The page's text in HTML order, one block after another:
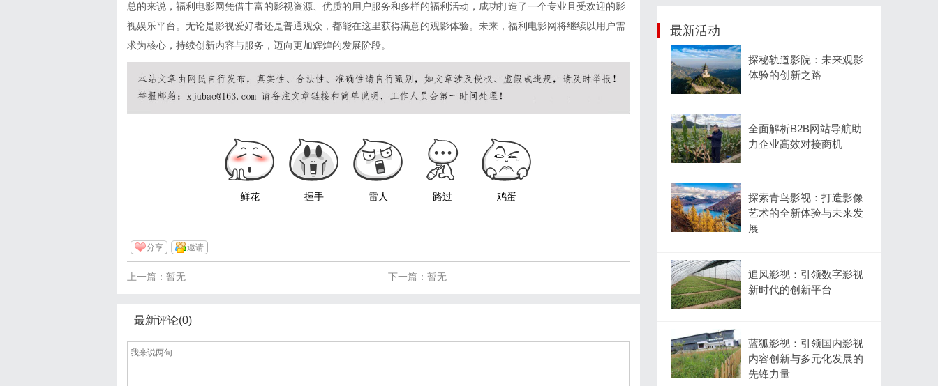
总的来说，福利电影网凭借丰富的影视资源、优质的用户服务和多样的福利活动，成功打造了一个专业且受欢迎的影
视娱乐平台。无论是影视爱好者还是普通观众，都能在这里获得满意的观影体验。未来，福利电影网将继续以用户需
求为核心，持续创新内容与服务，迈向更加辉煌的发展阶段。
鲜花 握手 雷人 路过 鸡蛋
分享 邀请
下一篇：暂无
上一篇：暂无
最新评论(0)
最新活动
探秘轨道影院：未来观影
体验的创新之路
全面解析B2B网站导航助
力企业高效对接商机
探索青鸟影视：打造影像
艺术的全新体验与未来发
展
追风影视：引领数字影视
新时代的创新平台
蓝狐影视：引领国内影视
内容创新与多元化发展的
先锋力量